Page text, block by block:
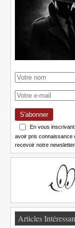
S'abonner
En vous
avoir pris connaissance
recevoir notre
Articles